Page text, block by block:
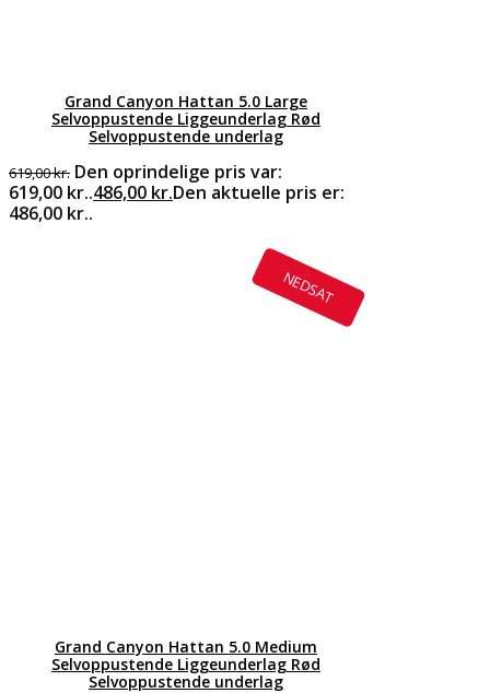
Grand Canyon Hattan 5.0 Large
Selvoppustende Liggeunderlag Rød
Selvoppustende underlag
619,00kr. Den oprindelige pris var:
619,00 kr..486,00 kr.Den aktuelle pris er:
486,00 kr..
NEDSAT
Grand Canyon Hattan 5.0 Medium
Selvoppustende Liggeunderlag Rød
Selvoppustende underlag